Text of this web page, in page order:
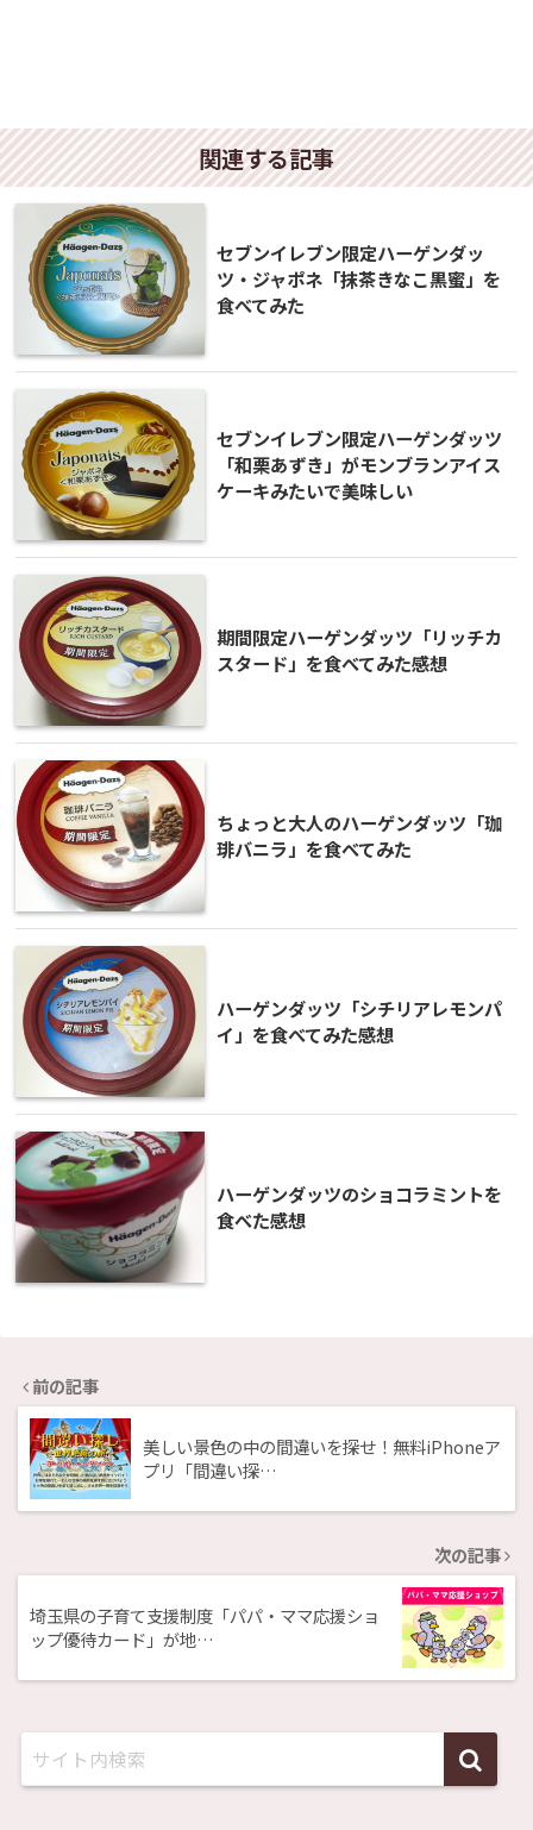
関連する記事
セブンイレブン限定ハーゲンダッ
ツ・ジャポネ「抹茶きなこ黒蜜」を
食べてみた
セブンイレブン限定ハーゲンダッツ
「和栗あずき」がモンブランアイス
ケーキみたいで美味しい
期間限定ハーゲンダッツ「リッチカ
スタード」を食べてみた感想
ちょっと大人のハーゲンダッツ「珈
琲バニラ」を食べてみた
ハーゲンダッツ「シチリアレモンパ
イ」を食べてみた感想
ハーゲンダッツのショコラミントを
食べた感想
前の記事
美しい景色の中の間違いを探せ！無料iPhoneア
プリ「間違い探…
次の記事
埼玉県の子育て支援制度「パパ・ママ応援ショ
ップ優待カード」が地…